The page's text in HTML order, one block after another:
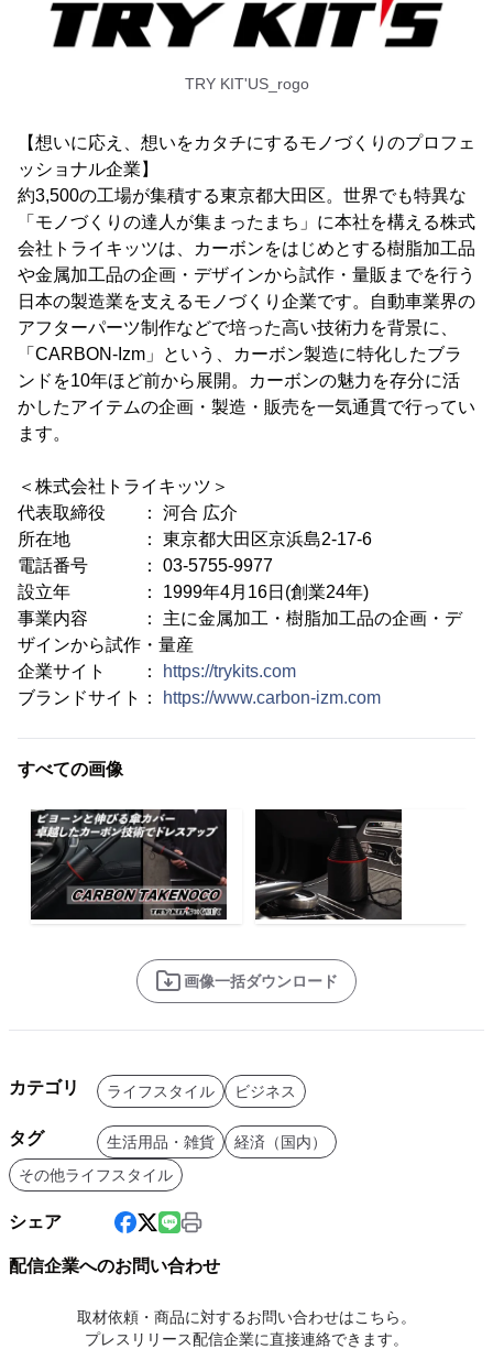
TRY KIT'US_rogo
【想いに応え、想いをカタチにするモノづくりのプロフェ
ッショナル企業】
約3,500の工場が集積する東京都大田区。世界でも特異な
「モノづくりの達人が集まったまち」に本社を構える株式
会社トライキッツは、カーボンをはじめとする樹脂加工品
や金属加工品の企画・デザインから試作・量販までを行う
日本の製造業を支えるモノづくり企業です。自動車業界の
アフターパーツ制作などで培った高い技術力を背景に、
「CARBON-Izm」という、カーボン製造に特化したブラ
ンドを10年ほど前から展開。カーボンの魅力を存分に活
かしたアイテムの企画・製造・販売を一気通貫で行ってい
ます。
＜株式会社トライキッツ＞
代表取締役 ： 河合 広介
所在地 ： 東京都大田区京浜島2-17-6
電話番号 ： 03-5755-9977
設立年 ： 1999年4月16日(創業24年)
事業内容 ： 主に金属加工・樹脂加工品の企画・デ
ザインから試作・量産
企業サイト ：
https://trykits.com
ブランドサイト：
https://www.carbon-izm.com
すべての画像
画像一括ダウンロード
カテゴリ ライフスタイル ビジネス
タグ 生活用品・雑貨
経済（国内）
その他ライフスタイル
シェア
配信企業へのお問い合わせ
取材依頼・商品に対するお問い合わせはこちら。
プレスリリース配信企業に直接連絡できます。